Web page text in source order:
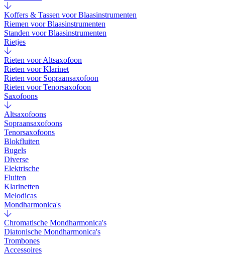
Koffers & Tassen voor Blaasinstrumenten
Riemen voor Blaasinstrumenten
Standen voor Blaasinstrumenten
Rietjes
Rieten voor Altsaxofoon
Rieten voor Klarinet
Rieten voor Sopraansaxofoon
Rieten voor Tenorsaxofoon
Saxofoons
Altsaxofoons
Sopraansaxofoons
Tenorsaxofoons
Blokfluiten
Bugels
Diverse
Elektrische
Fluiten
Klarinetten
Melodicas
Mondharmonica's
Chromatische Mondharmonica's
Diatonische Mondharmonica's
Trombones
Accessoires